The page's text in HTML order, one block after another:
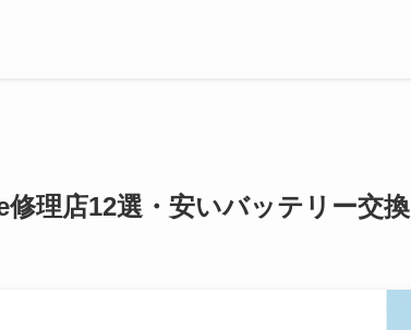
理店12選・安いバッテリー交換